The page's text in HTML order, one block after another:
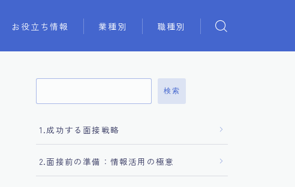
お役立ち情報 業種別 職種別
検索
1.成功する面接戦略
2.面接前の準備：情報活用の極意